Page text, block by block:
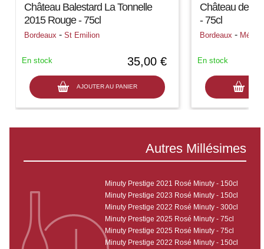
Château Balestard La Tonnelle
2015 Rouge - 75cl
Bordeaux -St Emilion
35,00 €
AJOUTER AU PANIER
En stock
Château de
- 75cl
Bordeaux - Médoc
En stock
Autres Millésimes
Minuty Prestige 2021 Rosé Minuty - 150cl
Minuty Prestige 2023 Rosé Minuty - 150cl
Minuty Prestige 2022 Rosé Minuty - 300cl
Minuty Prestige 2025 Rosé Minuty - 75cl
Minuty Prestige 2025 Rosé Minuty - 75cl
Minuty Prestige 2022 Rosé Minuty - 150cl